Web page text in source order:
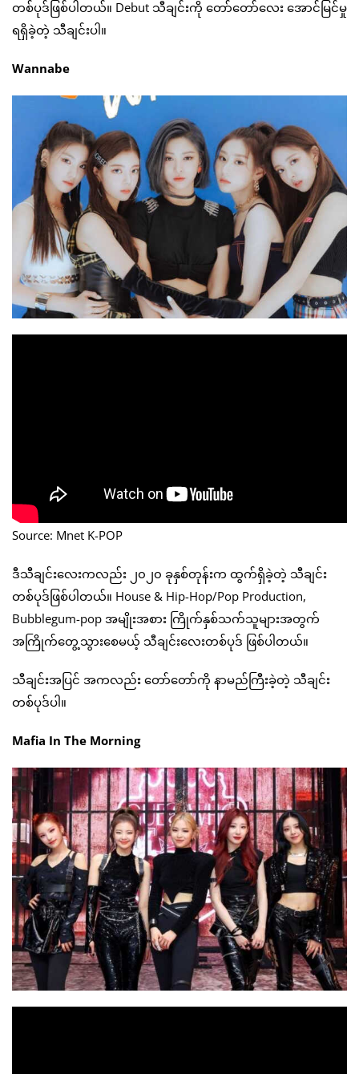
တစ်ပုဒ်ဖြစ်ပါတယ်။ Debut သီချင်းကို တော်တော်လေး အောင်မြင်မှု
ရရှိခဲ့တဲ့ သီချင်းပါ။
Wannabe
Source: Mnet K-POP
ဒီသီချင်းလေးကလည်း ၂၀၂၀ ခုနှစ်တုန်းက ထွက်ရှိခဲ့တဲ့ သီချင်း
တစ်ပုဒ်ဖြစ်ပါတယ်။ House & Hip-Hop/Pop Production,
Bubblegum-pop အမျိုးအစား ကြိုက်နှစ်သက်သူများအတွက်
အကြိုက်တွေ့သွားစေမယ့် သီချင်းလေးတစ်ပုဒ် ဖြစ်ပါတယ်။
သီချင်းအပြင် အကလည်း တော်တော်ကို နာမည်ကြီးခဲ့တဲ့ သီချင်း
တစ်ပုဒ်ပါ။
Mafia In The Morning